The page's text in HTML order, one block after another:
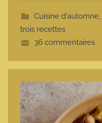
Cuisine d'automne,
trois recettes
36 commentaires